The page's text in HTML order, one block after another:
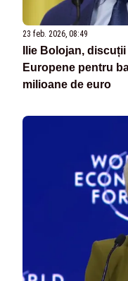
23 feb. 2026, 08:49
Ilie Bolojan,
Europene pentru
milioane de euro